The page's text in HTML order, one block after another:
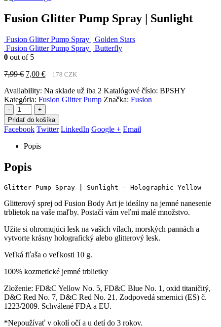
Fusion Glitter Pump Spray | Sunlight
Fusion Glitter Pump Spray | Golden Stars
Fusion Glitter Pump Spray | Butterfly
0 out of 5
7,99€ Pôvodná
bola:
7,99 €.
7,00 €Aktuálna
je:
7,00 €.
178 CZK
Availability: Na sklade už iba 2 Katalógové číslo: BPSHY
Kategória: Fusion Glitter Pump Značka: Fusion
-
+
Pridať do košíka
Facebook Twitter LinkedIn Google + Email
Popis
Popis
Glitter Pump Spray | Sunlight - Holographic Yellow
Glitterový sprej od Fusion Body Art je ideálny na jemné nanesenie
trblietok na vaše maľby. Postačí vám veľmi malé množstvo.
Užite si ohromujúci lesk na vašich vílach, morských pannách a
vytvorte krásny holografický alebo glitterový lesk.
Veľká fľaša o veľkosti 10 g.
100% kozmetické jemné trblietky
Zloženie: FD&C Yellow No. 5, FD&C Blue No. 1, oxid titaničitý,
D&C Red No. 7, D&C Red No. 21. Zodpovedá smernici (ES) č.
1223/2009. Schválené FDA a EU.
*Nepoužívať v okolí očí a u detí do 3 rokov.